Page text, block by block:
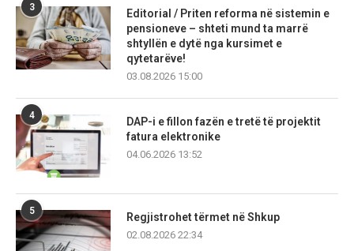
3
Editorial / Priten reforma në sistemin e
pensioneve – shteti mund ta marrë
shtyllën e dytë nga kursimet e
qytetarëve!
03.08.2026 15:00
4
DAP-i e fillon fazën e tretë të projektit
fatura elektronike
04.06.2026 13:52
5
Regjistrohet tërmet në Shkup
02.08.2026 22:34